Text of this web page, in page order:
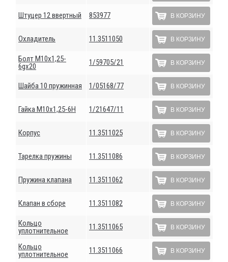
Штуцер 12 ввертный 853977 В КОРЗИНУ
Охладитель 11.3511050 В КОРЗИНУ
Болт М10х1,25-
6gх20
1/59705/21 В КОРЗИНУ
Шайба 10 пружинная 1/05168/77 В КОРЗИНУ
Гайка М10х1,25-6Н 1/21647/11 В КОРЗИНУ
Корпус 11.3511025 В КОРЗИНУ
Тарелка пружины 11.3511086 В КОРЗИНУ
Пружина клапана 11.3511062 В КОРЗИНУ
Клапан в сборе 11.3511082 В КОРЗИНУ
Кольцо
уплотнительное
11.3511065 В КОРЗИНУ
Кольцо
уплотнительное
11.3511066 В КОРЗИНУ